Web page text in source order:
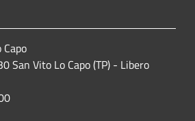
San Vito Lo Capo (TP) - Libero